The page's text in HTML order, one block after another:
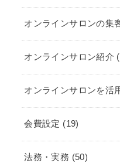
オンラインサロンの集
オンラインサロン紹介
オンラインサロンを活
会費設定 (19)
法務・実務 (50)